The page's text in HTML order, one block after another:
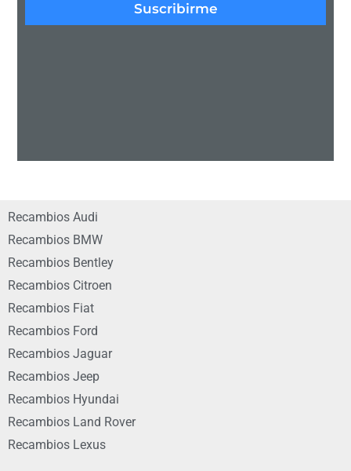
Suscribirme
Recambios Audi
Recambios BMW
Recambios Bentley
Recambios Citroen
Recambios Fiat
Recambios Ford
Recambios Jaguar
Recambios Jeep
Recambios Hyundai
Recambios Land Rover
Recambios Lexus